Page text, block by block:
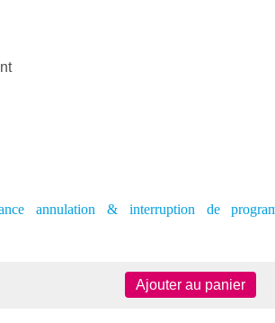
annulation & interruption de
Ajouter au panier